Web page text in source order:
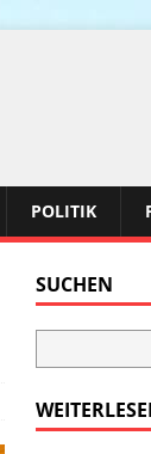
POLITIK
SUCHEN